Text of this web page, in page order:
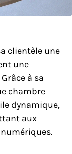
clientèle une
une
à sa
chambre
dynamique,
aux